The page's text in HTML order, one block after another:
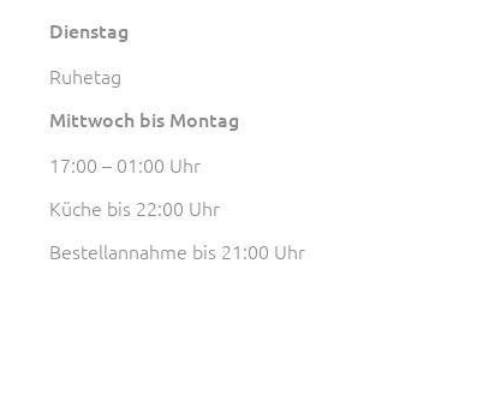
Dienstag
Ruhetag
Mittwoch bis Montag
17:00 – 01:00 Uhr
Küche bis 22:00 Uhr
Bestellannahme bis 21:00 Uhr